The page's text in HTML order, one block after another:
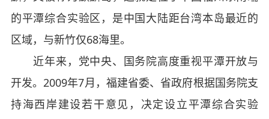
的平潭综合实验区，是中国大陆距台湾本岛最近的
区域，与新竹仅68海里。
近年来，党中央、国务院高度重视平潭开放与
开发。2009年7月，福建省委、省政府根据国务院支
持海西岸建设若干意见，决定设立平潭综合实验